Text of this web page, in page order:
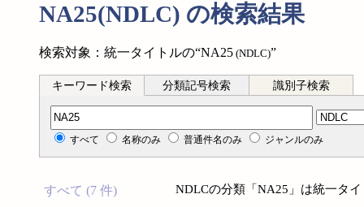
NA25(NDLC) の検索結果
検索対象：統一タイトルの“NA25 (NDLC)”
キーワード検索 分類記号検索 識別子検索
分類記号検索
すべて 名称のみ 普通件名のみ ジャンルのみ
すべて (7 件)
NDLCの分類「NA25」は統一タ